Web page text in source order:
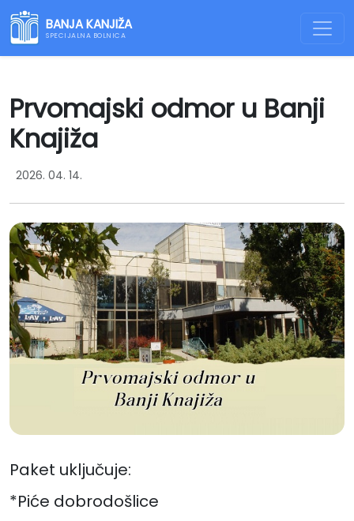
BANJA KANJIŽA
SPECIJALNA BOLNICA
Prvomajski odmor u Banji
Knajiža
2026. 04. 14.
Paket uključuje:
*Piće dobrodošlice